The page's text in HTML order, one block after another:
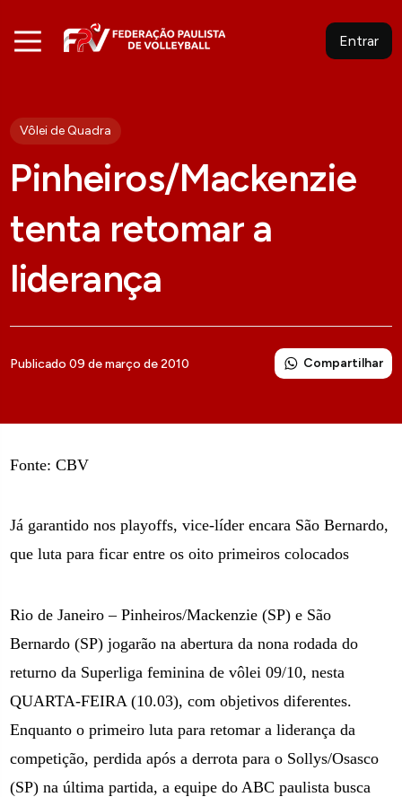
Entrar
Vôlei de Quadra
Pinheiros/Mackenzie
tenta retomar a
liderança
Publicado 09 de março de 2010 Compartilhar
Fonte: CBV
Já garantido nos playoffs, vice-líder encara São Bernardo,
que luta para ficar entre os oito primeiros colocados
Rio de Janeiro – Pinheiros/Mackenzie (SP) e São
Bernardo (SP) jogarão na abertura da nona rodada do
returno da Superliga feminina de vôlei 09/10, nesta
QUARTA-FEIRA (10.03), com objetivos diferentes.
Enquanto o primeiro luta para retomar a liderança da
competição, perdida após a derrota para o Sollys/Osasco
(SP) na última partida, a equipe do ABC paulista busca